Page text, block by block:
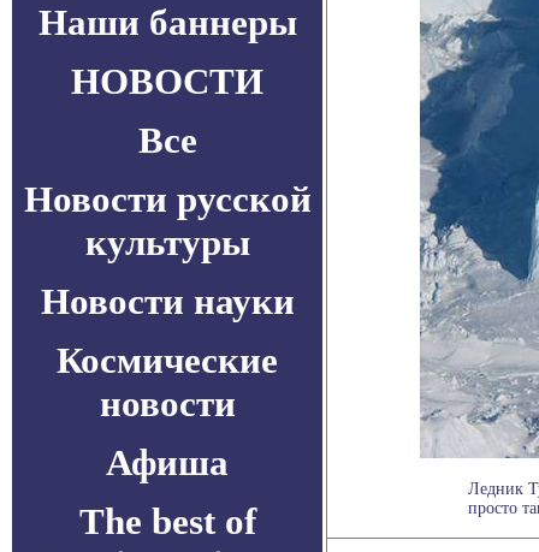
Наши баннеры
НОВОСТИ
Все
Новости русской
культуры
Новости науки
Космические
новости
Афиша
The best of
Ледник
просто